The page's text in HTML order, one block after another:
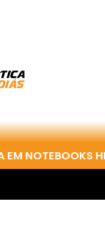
NOTEBOOKS